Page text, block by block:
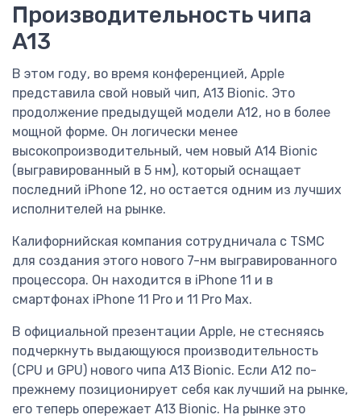
Производительность чипа
A13
В этом году, во время конференцией, Apple
представила свой новый чип, A13 Bionic. Это
продолжение предыдущей модели A12, но в более
мощной форме. Он логически менее
высокопроизводительный, чем новый A14 Bionic
(выгравированный в 5 нм), который оснащает
последний iPhone 12, но остается одним из лучших
исполнителей на рынке.
Калифорнийская компания сотрудничала с TSMC
для создания этого нового 7-нм выгравированного
процессора. Он находится в iPhone 11 и в
смартфонах iPhone 11 Pro и 11 Pro Max.
В официальной презентации Apple, не стесняясь
подчеркнуть выдающуюся производительность
(CPU и GPU) нового чипа A13 Bionic. Если A12 по-
прежнему позиционирует себя как лучший на рынке,
его теперь опережает A13 Bionic. На рынке это